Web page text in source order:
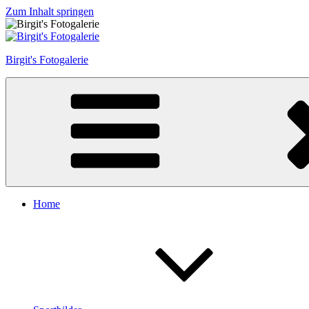
Zum Inhalt springen
Birgit's Fotogalerie
Home